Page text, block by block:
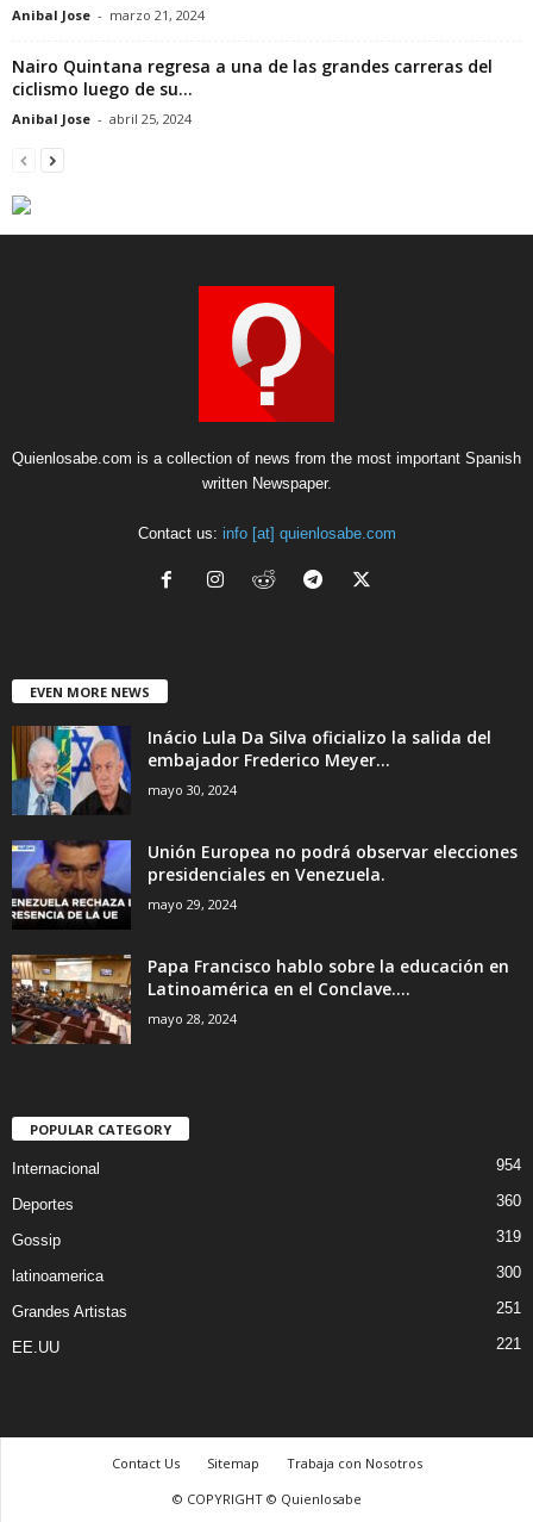
Anibal Jose - marzo 21, 2024
Nairo Quintana regresa a una de las grandes carreras del
ciclismo luego de su...
Anibal Jose - abril 25, 2024
Quienlosabe.com is a collection of news from the most important Spanish
written Newspaper.
Contact us: info [at] quienlosabe.com
EVEN MORE NEWS
Inácio Lula Da Silva oficializo la salida del
embajador Frederico Meyer...
mayo 30, 2024
Unión Europea no podrá observar elecciones
presidenciales en Venezuela.
mayo 29, 2024
Papa Francisco hablo sobre la educación en
Latinoamérica en el Conclave....
mayo 28, 2024
POPULAR CATEGORY
Internacional 954
Deportes 360
Gossip 319
latinoamerica 300
Grandes Artistas 251
EE.UU 221
Contact Us Sitemap
Trabaja con Nosotros
© COPYRIGHT © Quienlosabe